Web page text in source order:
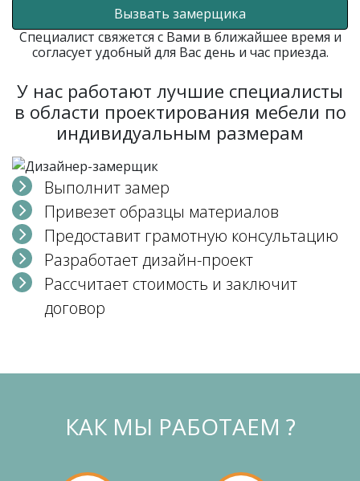
Вызвать замерщика
Специалист свяжется с Вами в ближайшее время и
согласует удобный для Вас день и час приезда.
У нас работают лучшие специалисты
в области проектирования мебели по
индивидуальным размерам
Выполнит замер
Привезет образцы материалов
Предоставит грамотную консультацию
Разработает дизайн-проект
Рассчитает стоимость и заключит
договор
КАК МЫ РАБОТАЕМ ?